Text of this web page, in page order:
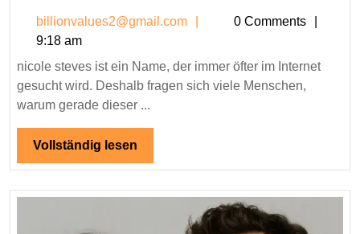
–
dieser
Name
interessiert
billionvalues2@gmail.com
0 Comments
9:18 am
nicole steves ist ein Name, der immer öfter im Internet
gesucht wird. Deshalb fragen sich viele Menschen,
warum gerade dieser ...
Vollständig lesen
lesen